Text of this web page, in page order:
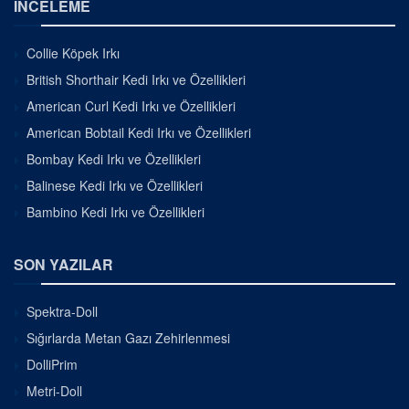
İNCELEME
Collie Köpek Irkı
British Shorthair Kedi Irkı ve Özellikleri
American Curl Kedi Irkı ve Özellikleri
American Bobtail Kedi Irkı ve Özellikleri
Bombay Kedi Irkı ve Özellikleri
Balinese Kedi Irkı ve Özellikleri
Bambino Kedi Irkı ve Özellikleri
SON YAZILAR
Spektra-Doll
Sığırlarda Metan Gazı Zehirlenmesi
DolliPrim
Metri-Doll